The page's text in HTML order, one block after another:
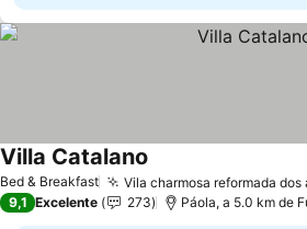
Bed & Breakfast Vila charmosa reformada dos
Villa Catalano
9,1 Excelente 273 Páola, a 5.0 km de